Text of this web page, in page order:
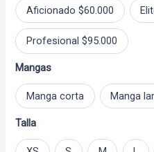
Aficionado $60.000
Profesional $95.000
Mangas
Manga corta Manga
Talla